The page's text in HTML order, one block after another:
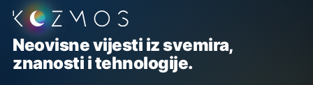
Podnožje stranice
Neovisne vijesti iz svemira,
znanosti i tehnologije.